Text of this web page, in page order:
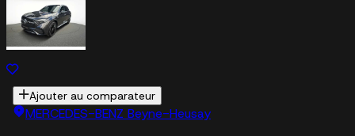
Ajouter au comparateur
MERCEDES-BENZ Beyne-Heusay